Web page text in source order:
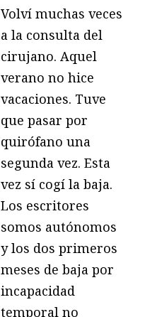
Volví muchas veces
a la consulta del
cirujano. Aquel
verano no hice
vacaciones. Tuve
que pasar por
quirófano una
segunda vez. Esta
vez sí cogí la baja.
Los escritores
somos autónomos
y los dos primeros
meses de baja por
incapacidad
temporal no